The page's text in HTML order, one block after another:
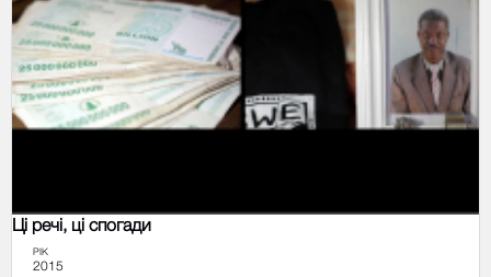
Ці речі, ці спогади
РІК
2015